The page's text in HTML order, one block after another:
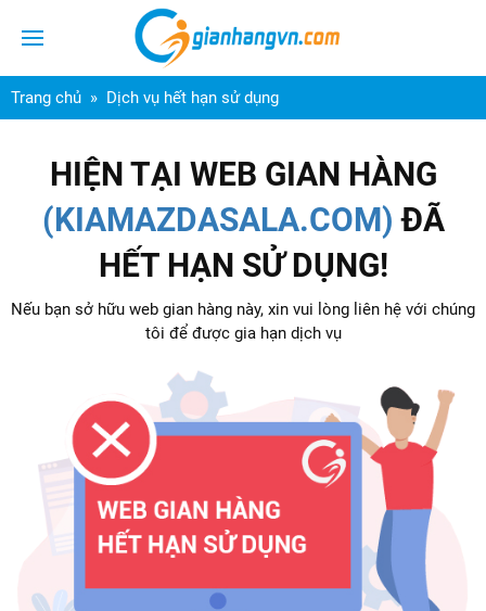
Trang chủ Dịch vụ hết hạn sử dụng
HIỆN TẠI WEB GIAN HÀNG
(KIAMAZDASALA.COM) ĐÃ
HẾT HẠN SỬ DỤNG!
Nếu bạn sở hữu web gian hàng này, xin vui lòng liên hệ với chúng
tôi để được gia hạn dịch vụ